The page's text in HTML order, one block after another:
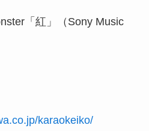
「紅」（Sony Music
karaokeiko/